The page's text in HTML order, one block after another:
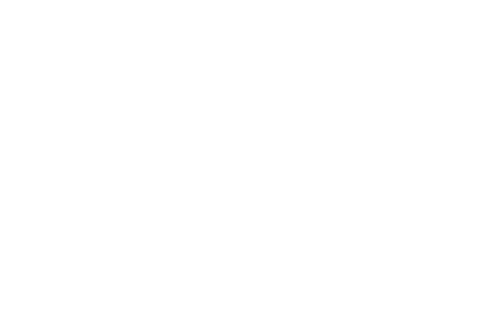
svijetu!